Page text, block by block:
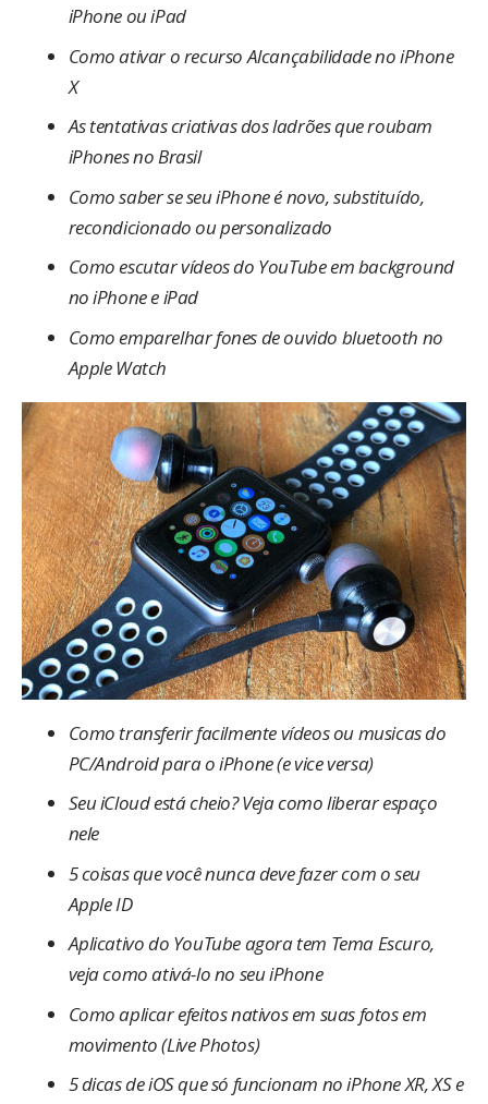
iPhone ou iPad
Como ativar o recurso Alcançabilidade no iPhone
X
As tentativas criativas dos ladrões que roubam
iPhones no Brasil
Como saber se seu iPhone é novo, substituído,
recondicionado ou personalizado
Como escutar vídeos do YouTube em background
no iPhone e iPad
Como emparelhar fones de ouvido bluetooth no
Apple Watch
Como transferir facilmente vídeos ou musicas do
PC/Android para o iPhone (e vice versa)
Seu iCloud está cheio? Veja como liberar espaço
nele
5 coisas que você nunca deve fazer com o seu
Apple ID
Aplicativo do YouTube agora tem Tema Escuro,
veja como ativá-lo no seu iPhone
Como aplicar efeitos nativos em suas fotos em
movimento (Live Photos)
5 dicas de iOS que só funcionam no iPhone XR, XS e